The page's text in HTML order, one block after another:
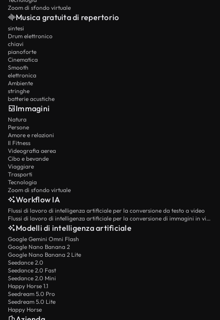
Zoom di sfondo virtuale
Musica gratuita di repertorio
sintesi
Drum elettronico
chiavi
pianoforte
Cinematica
Smooth
elettronica
Ambiente
stringhe
batterie acustiche
Immagini
Natura
Persone
Amore e relazioni
Il Fitness
Videografia aerea
Cibo e bevande
Viaggiare
Trasporti
Tecnologia
Zoom di sfondo virtuale
Workflow IA
Flussi di lavoro di intelligenza artificiale per la conversione da testo a video
Flussi di lavoro di intelligenza artificiale per la conversione di immagini in video
Modelli di intelligenza artificiale
Google Gemini Omni Flash
Google Nano Banana 2
Google Nano Banana 2 Lite
Seedance 2.0
Seedance 2.0 Fast
Seedance 2.0 Mini
Happy Horse 1.1
Seedream 5.0 Pro
Seedream 5.0 Lite
Happy Horse